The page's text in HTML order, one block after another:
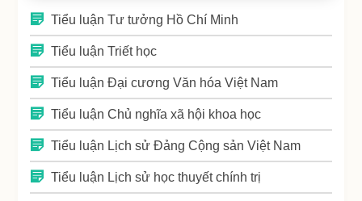
Tiểu luận Tư tưởng Hồ Chí Minh
Tiểu luận Triết học
Tiểu luận Đại cương Văn hóa Việt Nam
Tiểu luận Chủ nghĩa xã hội khoa học
Tiểu luận Lịch sử Đảng Cộng sản Việt Nam
Tiểu luận Lịch sử học thuyết chính trị